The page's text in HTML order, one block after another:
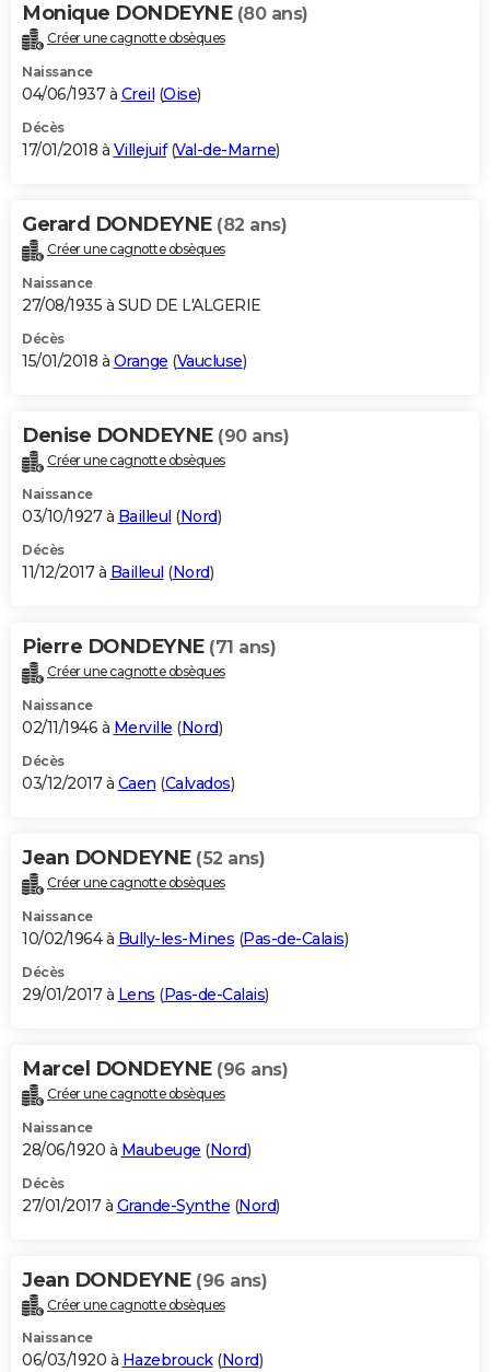
Monique DONDEYNE (80 ans)
Créer une cagnotte obsèques
Naissance
04/06/1937 à Creil (Oise)
Décès
17/01/2018 à Villejuif(Val-de-Marne)
Gerard DONDEYNE (82 ans)
Créer une cagnotte obsèques
Naissance
27/08/1935 à SUD DE L'ALGERIE
Décès
15/01/2018 à Orange (Vaucluse)
Denise DONDEYNE (90 ans)
Créer une cagnotte obsèques
Naissance
03/10/1927 à Bailleul (Nord)
Décès
11/12/2017 à Bailleul (Nord)
Pierre DONDEYNE (71 ans)
Créer une cagnotte obsèques
Naissance
02/11/1946 à Merville (Nord)
Décès
03/12/2017 à Caen (Calvados)
Jean DONDEYNE (52 ans)
Créer une cagnotte obsèques
Naissance
10/02/1964 à Bully-les-Mines (Pas-de-Calais)
Décès
29/01/2017 à Lens (Pas-de-Calais)
Marcel DONDEYNE (96 ans)
Créer une cagnotte obsèques
Naissance
28/06/1920 à Maubeuge (Nord)
Décès
27/01/2017 à Grande-Synthe (Nord)
Jean DONDEYNE (96 ans)
Créer une cagnotte obsèques
Naissance
06/03/1920 à Hazebrouck(Nord)